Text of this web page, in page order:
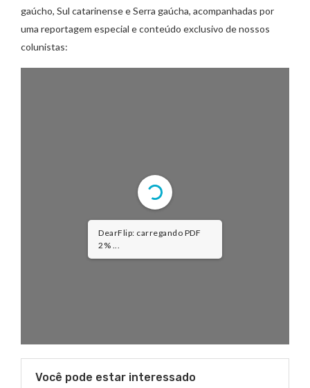
gaúcho, Sul catarinense e Serra gaúcha, acompanhadas por
uma reportagem especial e conteúdo exclusivo de nossos
colunistas:
DearFlip: carregando PDF
2% ...
Você pode estar interessado